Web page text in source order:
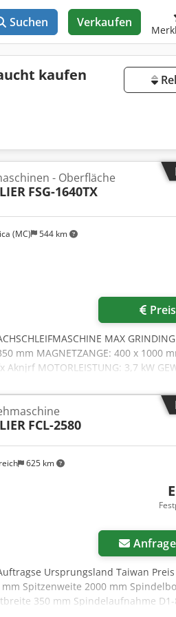
Suchen Verkaufen
kaufen
(MC) 544 km
- Oberfläche
FSG-1640TX
MAX
mm MAGNETZANGE: 400 x 1000
MOTORLEISTUNG: 3,7 kW
ABRICHTWERKZEUG
625 km
FCL-2580
Ursprungsland Taiwan Preis
Spitzenweite 2000 mm
350 mm Spindelaufnahme D1-